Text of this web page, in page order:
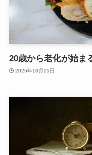
20歳から老化が始ま
2025年10月15日